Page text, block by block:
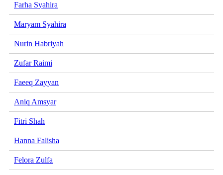
Farha Syahira
Maryam Syahira
Nurin Habriyah
Zufar Raimi
Faeeq Zayyan
Aniq Amsyar
Fitri Shah
Hanna Falisha
Felora Zulfa